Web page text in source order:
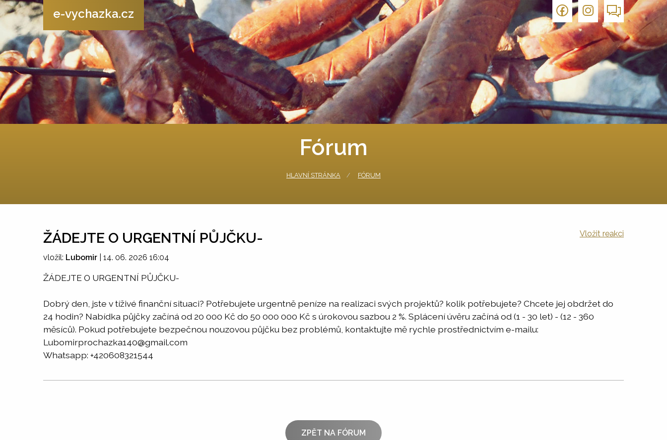
e-vychazka.cz
Fórum
HLAVNÍ STRÁNKA FÓRUM
ŽÁDEJTE O URGENTNÍ PŮJČKU- Vložit reakci
vložil: Lubomir 14. 06. 2026 16:04
ŽÁDEJTE O URGENTNÍ PŮJČKU-
Dobrý den, jste v tíživé finanční situaci? Potřebujete urgentně peníze na realizaci svých projektů? kolik potřebujete? Chcete jej obdržet do
24 hodin? Nabídka půjčky začíná od 20 000 Kč do 50 000 000 Kč s úrokovou sazbou 2 %. Splácení úvěru začíná od (1 - 30 let) - (12 - 360
měsíců). Pokud potřebujete bezpečnou nouzovou půjčku bez problémů, kontaktujte mě rychle prostřednictvím e-mailu:
Lubomirprochazka140@gmail.com
Whatsapp: +420608321544
ZPĚT NA FÓRUM